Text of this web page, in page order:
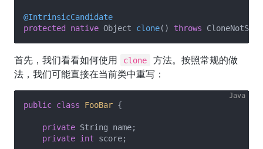
@IntrinsicCandidate
protected
native Object clone() throws
首先，我们看看如何使用 clone
方法。按照常规的做
法，我们可能直接在当前类中重写：
public class FooBar {
private String name;
private int score;